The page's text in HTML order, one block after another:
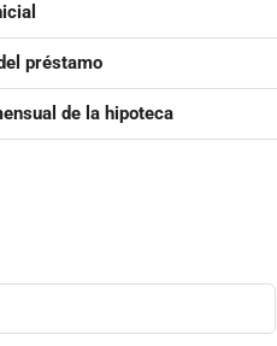
préstamo
de la hipoteca